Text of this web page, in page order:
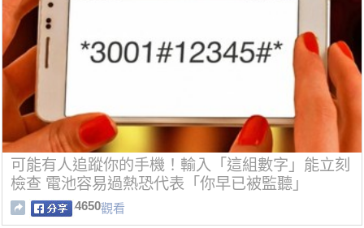
可能有人追蹤你的手機！輸入「這組數字」能立刻
檢查 電池容易過熱恐代表「你早已被監聽」
4650觀看